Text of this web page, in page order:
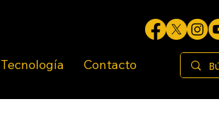
Tecnología Contacto